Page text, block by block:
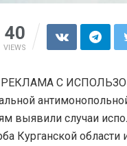
40
VIEWS
С
выявили случаи
Курганской области